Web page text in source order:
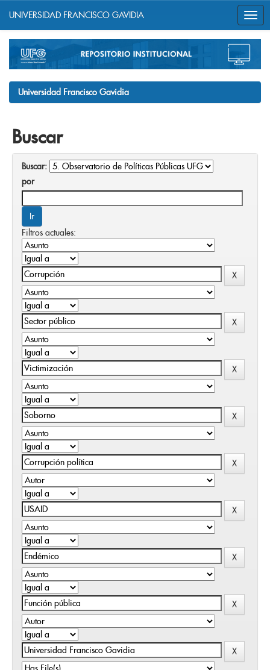
navigation
UNIVERSIDAD FRANCISCO GAVIDIA
Universidad Francisco Gavidia
Buscar
Buscar:
por
Filtros actuales: